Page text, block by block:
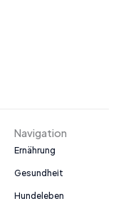
Navigation
Ernährung
Gesundheit
Hundeleben